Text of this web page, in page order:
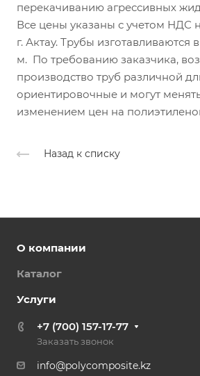
перекачиванию агрессивных
Все цены указаны с учетом НДС
г. Актау. Трубы изготавливаются
м. По требованию заказчика,
производство труб различной
ориентировочные и могут
изменением цен на
Назад к списку
О компании
Каталог
Услуги
+7 (700) 157-17-77
Заказать звонок
info@polycomposite.kz